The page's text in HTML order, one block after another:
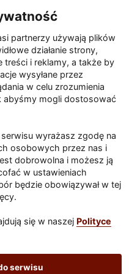
seniora na "kwadracie"
pożarze w Gorzowie.
rozbiórka ściany spalonej
partnerzy używają plików
działanie strony,
treści i reklamy, a także by
wysyłane przez
w celu zrozumienia
abyśmy mogli dostosować
wyrażasz zgodę na
osobowych przez nas i
dobrowolna i możesz ją
w ustawieniach
będzie obowiązywał w tej
się w naszej Polityce
serwisu